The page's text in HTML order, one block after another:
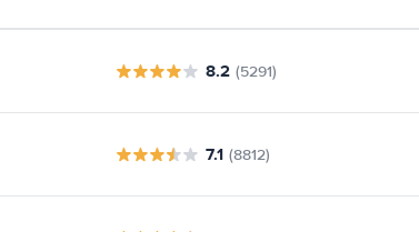
8.2 (5291)
7.1 (8812)